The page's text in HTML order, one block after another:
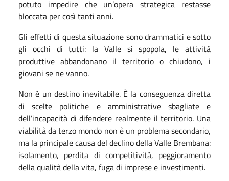
potuto impedire che un’opera strategica restasse
bloccata per così tanti anni.
Gli effetti di questa situazione sono drammatici e sotto
gli occhi di tutti: la Valle si spopola, le attività
produttive abbandonano il territorio o chiudono, i
giovani se ne vanno.
Non è un destino inevitabile. È la conseguenza diretta
di scelte politiche e amministrative sbagliate e
dell’incapacità di difendere realmente il territorio. Una
viabilità da terzo mondo non è un problema secondario,
ma la principale causa del declino della Valle Brembana:
isolamento, perdita di competitività, peggioramento
della qualità della vita, fuga di imprese e investimenti.